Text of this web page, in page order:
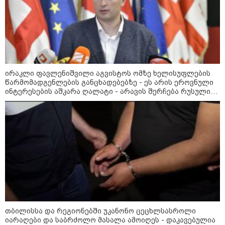
ირაკლი ფავლენიშვილი აგვისტოს ომზე ხელისუფლების
წარმომადგენლების განცხადებებზე - ეს არის ეროვნული
ინტერესების აშკარა ღალატი - არავის შერჩება რუსული
სქემის ნაწილად ყოფნა
თბილისსა და რეგიონებში უკანონო ცეცხლსასროლი
იარაღები და საბრძოლო მასალა ამოიღეს - დაკავებულია